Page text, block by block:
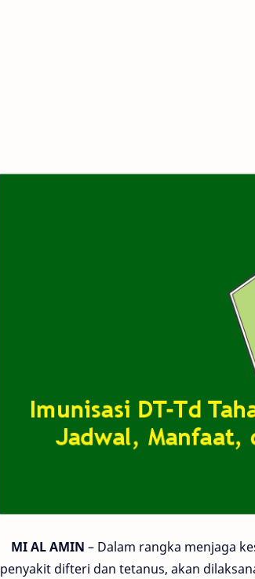
MI AL AMIN – Dalam rangka menjaga
penyakit difteri dan tetanus, akan